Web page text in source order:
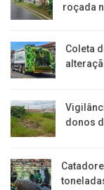
roçada
Coleta
donos